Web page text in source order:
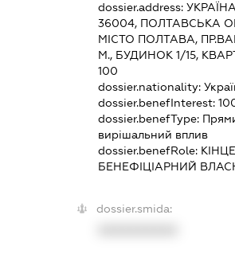
dossier.address:
36004, ПОЛТАВСЬКА
МІСТО ПОЛТАВА,
М., БУДИНОК 1/15,
100
dossier.nationality:
dossier.benefInterest:
dossier.benefType:
вирішальний вплив
dossier.benefRole:
БЕНЕФІЦІАРНИЙ
dossier.smida: